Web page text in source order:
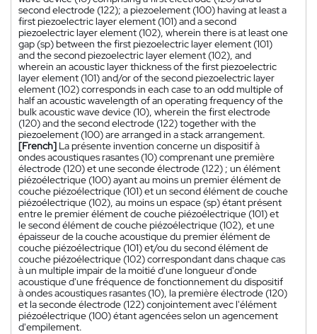
second electrode (122); a piezoelement (100) having at least a
first piezoelectric layer element (101) and a second
piezoelectric layer element (102), wherein there is at least one
gap (sp) between the first piezoelectric layer element (101)
and the second piezoelectric layer element (102), and
wherein an acoustic layer thickness of the first piezoelectric
layer element (101) and/or of the second piezoelectric layer
element (102) corresponds in each case to an odd multiple of
half an acoustic wavelength of an operating frequency of the
bulk acoustic wave device (10), wherein the first electrode
(120) and the second electrode (122) together with the
piezoelement (100) are arranged in a stack arrangement.
[French] La présente invention concerne un dispositif à
ondes acoustiques rasantes (10) comprenant une première
électrode (120) et une seconde électrode (122) ; un élément
piézoélectrique (100) ayant au moins un premier élément de
couche piézoélectrique (101) et un second élément de couche
piézoélectrique (102), au moins un espace (sp) étant présent
entre le premier élément de couche piézoélectrique (101) et
le second élément de couche piézoélectrique (102), et une
épaisseur de la couche acoustique du premier élément de
couche piézoélectrique (101) et/ou du second élément de
couche piézoélectrique (102) correspondant dans chaque cas
à un multiple impair de la moitié d'une longueur d'onde
acoustique d'une fréquence de fonctionnement du dispositif
à ondes acoustiques rasantes (10), la première électrode (120)
et la seconde électrode (122) conjointement avec l'élément
piézoélectrique (100) étant agencées selon un agencement
d'empilement.